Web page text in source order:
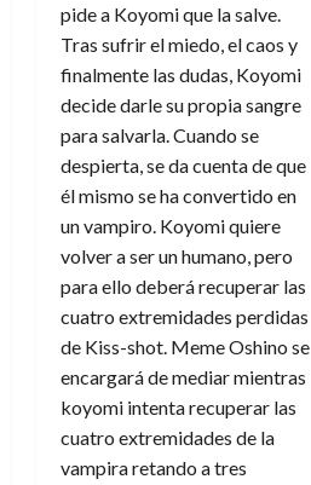
pide a Koyomi que la salve.
Tras sufrir el miedo, el caos y
finalmente las dudas, Koyomi
decide darle su propia sangre
para salvarla. Cuando se
despierta, se da cuenta de que
él mismo se ha convertido en
un vampiro. Koyomi quiere
volver a ser un humano, pero
para ello deberá recuperar las
cuatro extremidades perdidas
de Kiss-shot. Meme Oshino se
encargará de mediar mientras
koyomi intenta recuperar las
cuatro extremidades de la
vampira retando a tres